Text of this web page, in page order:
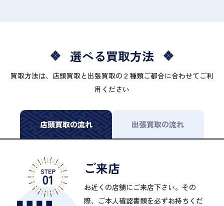
選べる買取方法
買取方法は、店頭買取と出張買取の２種類ご都合に合わせてご利
用ください
店頭買取の流れ 出張買取の流れ
ご来店
お近くの店舗にご来店下さい。その
際、ご本人確認書類を必ずお持ちくだ